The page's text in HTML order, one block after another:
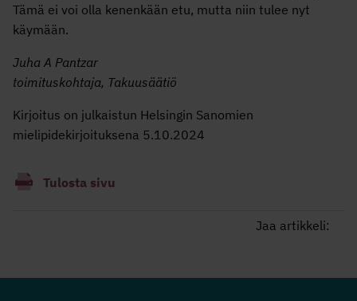
Tämä ei voi olla kenenkään etu, mutta niin tulee nyt
käymään.
Juha A Pantzar
toimituskohtaja, Takuusäätiö
Kirjoitus on julkaistun Helsingin Sanomien
mielipidekirjoituksena 5.10.2024
Tulosta sivu
Jaa artikkeli: